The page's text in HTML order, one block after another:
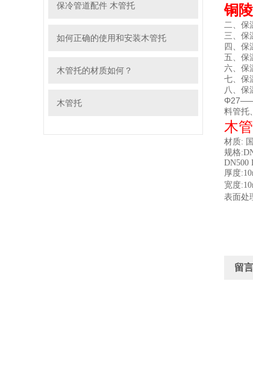
保冷管道配件 木管托
如何正确的使用和安装木管托
木管托的材质如何？
木管托
铜
二、保
三、保
四、保
五、保
六、保
七、保
八、保
料管托
木
材质:
规格
DN500
厚度
宽度
表面处
留